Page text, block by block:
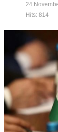
24
Hits: 814